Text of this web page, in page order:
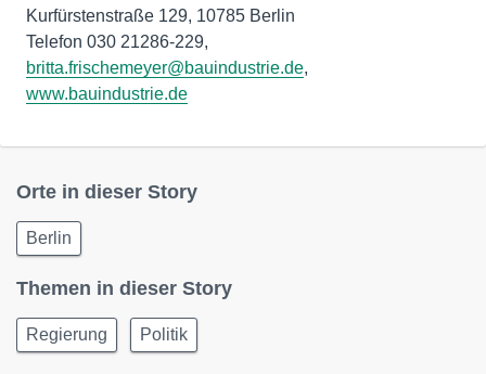
Kurfürstenstraße 129, 10785 Berlin
Telefon 030 21286-229,
britta.frischemeyer@bauindustrie.de,
www.bauindustrie.de
Orte in dieser Story
Berlin
Themen in dieser Story
Regierung Politik